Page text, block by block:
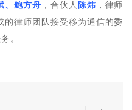
、鲍方舟 ，合伙人 陈炜 ，律师
的律师团队接受移为通信的委
。